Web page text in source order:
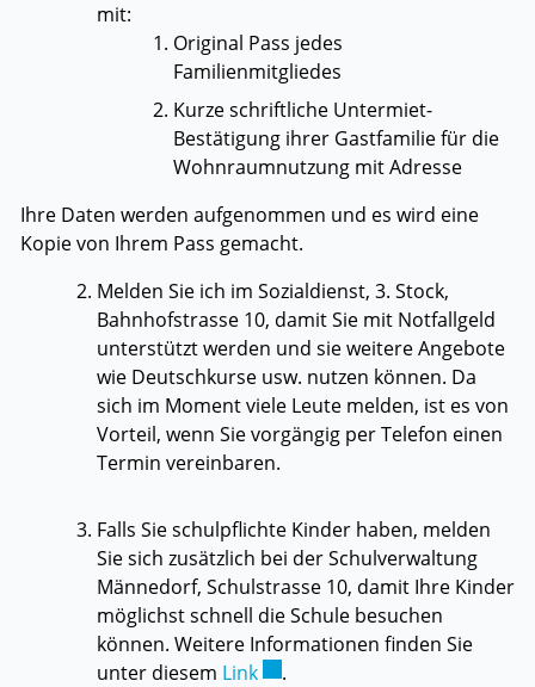
mit:
Original Pass jedes
Familienmitgliedes
Kurze schriftliche Untermiet-
Bestätigung ihrer Gastfamilie für die
Wohnraumnutzung mit Adresse
Ihre Daten werden aufgenommen und es wird eine
Kopie von Ihrem Pass gemacht.
Melden Sie ich im Sozialdienst, 3. Stock,
Bahnhofstrasse 10, damit Sie mit Notfallgeld
unterstützt werden und sie weitere Angebote
wie Deutschkurse usw. nutzen können. Da
sich im Moment viele Leute melden, ist es von
Vorteil, wenn Sie vorgängig per Telefon einen
Termin vereinbaren.
Falls Sie schulpflichte Kinder haben, melden
Sie sich zusätzlich bei der Schulverwaltung
Männedorf, Schulstrasse 10, damit Ihre Kinder
möglichst schnell die Schule besuchen
können. Weitere Informationen finden Sie
unter diesem LinkExterner Link wird in einem
.